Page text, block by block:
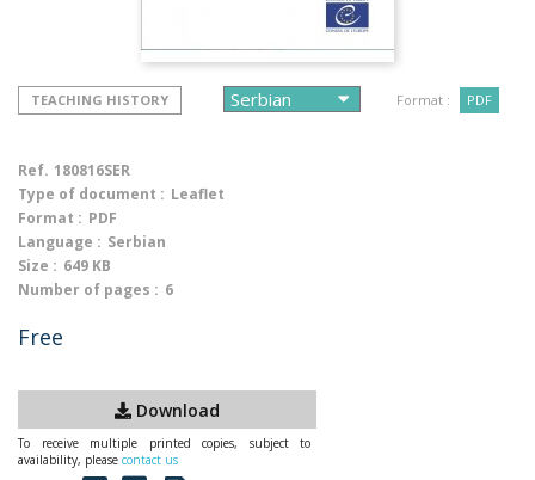
TEACHING HISTORY Format : PDF
Ref. 180816SER
Type of document : Leaflet
Format : PDF
Language : Serbian
Size : 649 KB
Number of pages : 6
Free
Download
To receive multiple printed copies, subject to
availability, please contact us